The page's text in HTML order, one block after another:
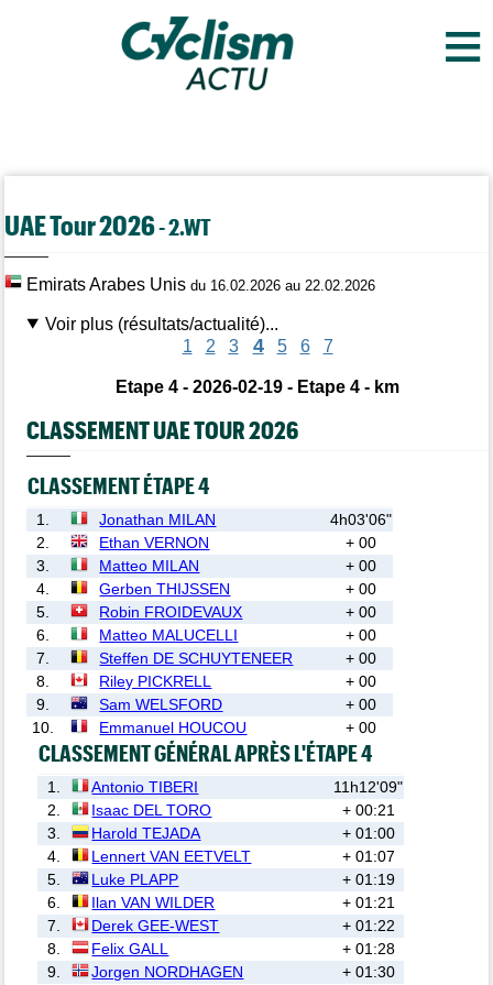
≡
UAE Tour 2026- 2.WT
Emirats Arabes Unisdu 16.02.2026 au 22.02.2026
Voir plus (résultats/actualité)...
1
2 3 4 5 6 7
Etape 4 - 2026-02-19 - Etape 4 - km
CLASSEMENT UAE TOUR 2026
CLASSEMENT ÉTAPE 4
1. Jonathan MILAN
4h03'06"
2.
Ethan VERNON
+ 00
3.
Matteo MILAN
+ 00
4.
Gerben THIJSSEN
+ 00
5.
Robin FROIDEVAUX
+ 00
6.
Matteo MALUCELLI
+ 00
7.
Steffen DE SCHUYTENEER
+ 00
8.
Riley PICKRELL
+ 00
9.
Sam WELSFORD
+ 00
10.
Emmanuel HOUCOU + 00
CLASSEMENT GÉNÉRAL APRÈS L'ÉTAPE 4
1. Antonio TIBERI
11h12'09"
2.
Isaac DEL TORO
+ 00:21
3.
Harold TEJADA
+ 01:00
4.
Lennert VAN EETVELT
+ 01:07
5.
Luke PLAPP
+ 01:19
6.
Ilan VAN WILDER
+ 01:21
7.
Derek GEE-WEST
+ 01:22
8.
Felix GALL
+ 01:28
9.
Jorgen NORDHAGEN
+ 01:30